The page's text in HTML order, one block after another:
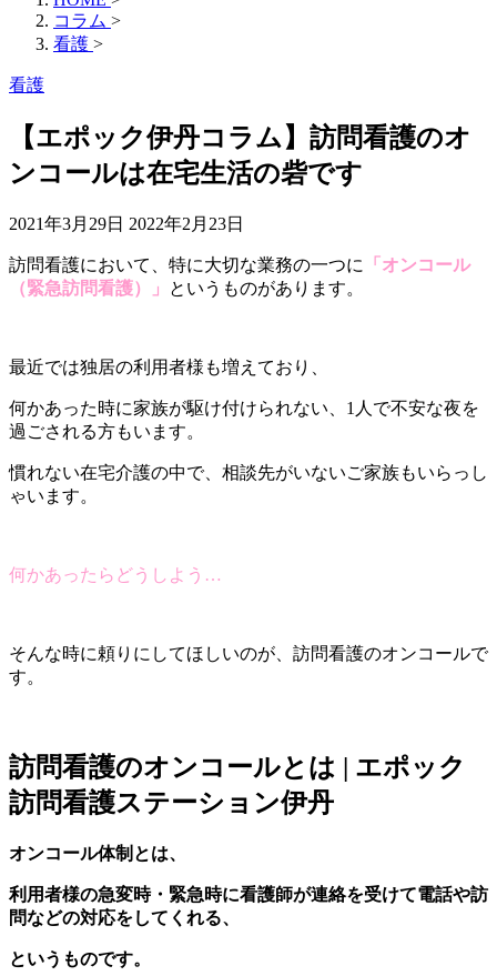
コラム >
看護 >
看護
【エポック伊丹コラム】訪問看護のオ
ンコールは在宅生活の砦です
2021年3月29日 2022年2月23日
訪問看護において、特に大切な業務の一つに
「オンコール
（緊急訪問看護）」
というものがあります。
最近では独居の利用者様も増えており、
何かあった時に家族が駆け付けられない、1人で不安な夜を
過ごされる方もいます。
慣れない在宅介護の中で、相談先がいないご家族もいらっし
ゃいます。
何かあったらどうしよう…
そんな時に頼りにしてほしいのが、訪問看護のオンコールで
す。
訪問看護のオンコールとは | エポック
訪問看護ステーション伊丹
オンコール体制とは、
利用者様の急変時・緊急時に看護師が連絡を受けて電話や訪
問などの対応をしてくれる、
というものです。